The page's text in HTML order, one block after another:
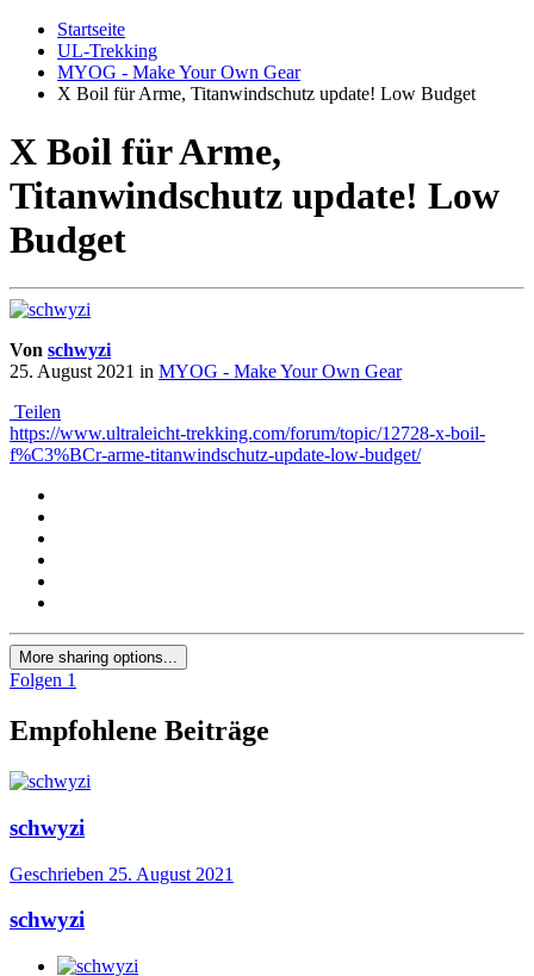
Startseite
UL-Trekking
MYOG - Make Your Own Gear
X Boil für Arme, Titanwindschutz update! Low Budget
X Boil für Arme,
Titanwindschutz update! Low
Budget
Von schwyzi
25. August 2021 in MYOG - Make Your Own Gear
Teilen
https://www.ultraleicht-trekking.com/forum/topic/12728-x-boil-
f%C3%BCr-arme-titanwindschutz-update-low-budget/
More sharing options...
Folgen 1
Empfohlene Beiträge
schwyzi
Geschrieben 25. August 2021
schwyzi